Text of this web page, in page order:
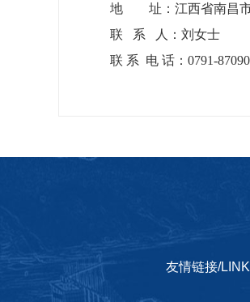
地
址：江西省南昌市
联 系 人：刘女士
联 系 电 话：0791-
友情链接/